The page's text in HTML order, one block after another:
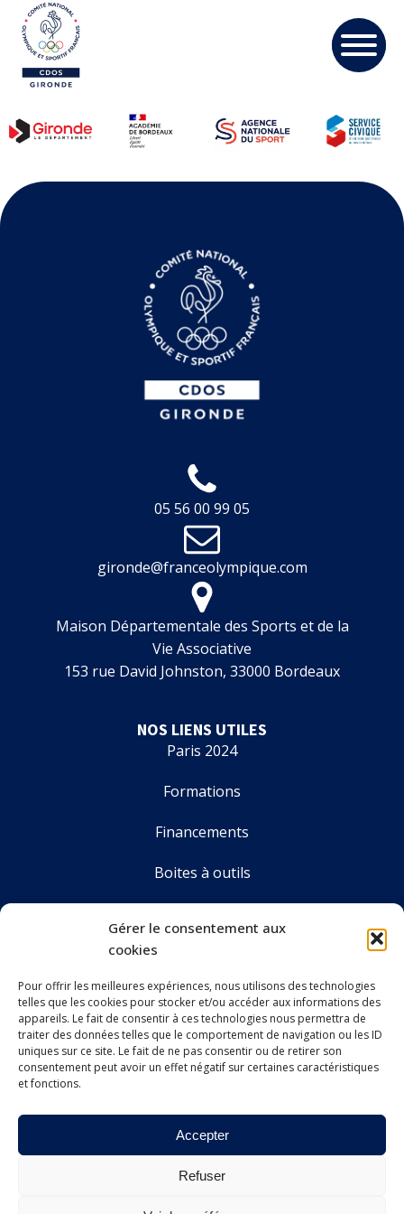
Gérer le consentement aux
cookies
Pour offrir les meilleures expériences, nous utilisons des technologies
telles que les cookies pour stocker et/ou accéder aux informations des
appareils. Le fait de consentir à ces technologies nous permettra de
traiter des données telles que le comportement de navigation ou les ID
uniques sur ce site. Le fait de ne pas consentir ou de retirer son
consentement peut avoir un effet négatif sur certaines caractéristiques
et fonctions.
Accepter
Refuser
05 56 00 99 05
gironde@franceolympique.com
Maison Départementale des Sports et de la
Vie Associative
153 rue David Johnston, 33000 Bordeaux
NOS LIENS UTILES
Paris 2024
Formations
Financements
Boites à outils
LE CDOS GIRONDE
Accueil
Le CDOS 33
Nos actualités
Contact